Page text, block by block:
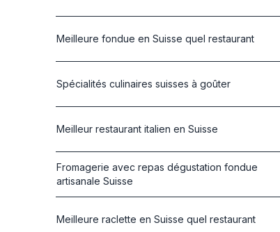
Meilleure fondue en Suisse quel restaurant
Spécialités culinaires suisses à goûter
Meilleur restaurant italien en Suisse
Fromagerie avec repas dégustation fondue
artisanale Suisse
Meilleure raclette en Suisse quel restaurant